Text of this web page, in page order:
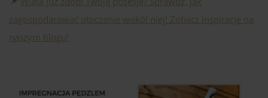
zagospodarować otoczenie wokół niej! Zobacz inspiracje na
naszym blogu!